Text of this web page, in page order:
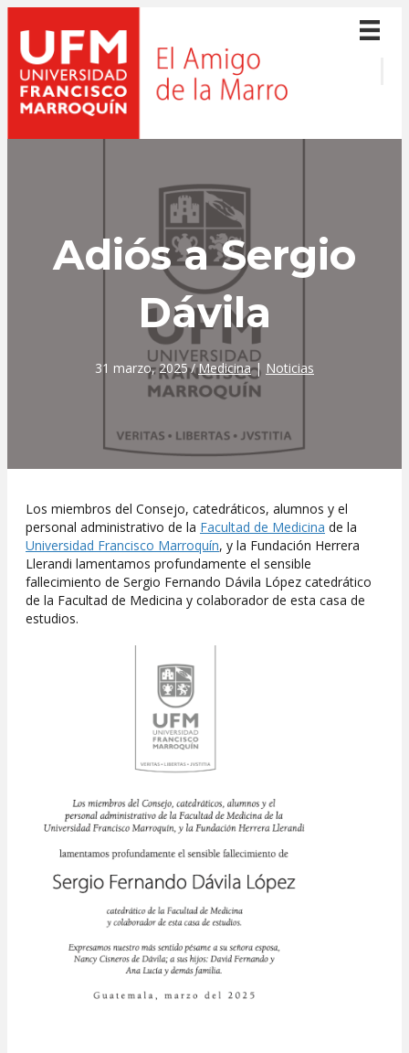
Adiós a Sergio
Dávila
31 marzo, 2025/Medicina| Noticias
Los miembros del Consejo, catedráticos, alumnos y el
personal administrativo de la Facultad de Medicina de la
Universidad Francisco Marroquín, y la Fundación Herrera
Llerandi lamentamos profundamente el sensible
fallecimiento de Sergio Fernando Dávila López catedrático
de la Facultad de Medicina y colaborador de esta casa de
estudios.